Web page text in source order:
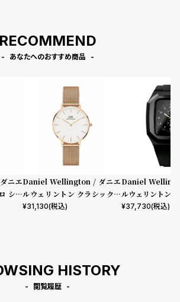
RECOMMEND
あなたへのおすすめ商品
ニエ
シェ
/ホ
Daniel Wellington / ダニエ
ルウェリントン クラシックペ
ティット メルローズ ローズゴ
¥31,130(税込)
Daniel
ルウェリントン
mm Apple
¥37,730(税込)
HISTORY
閲覧履歴